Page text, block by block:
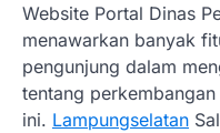
Website Portal Dinas
menawarkan banyak
pengunjung dalam
tentang
ini. Lampungselatan